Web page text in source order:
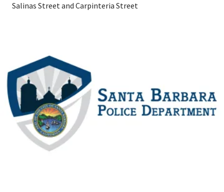
Salinas Street and Carpinteria Street